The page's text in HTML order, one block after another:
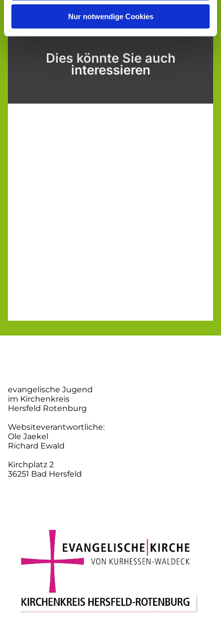
Nur notwendige Cookies
Dies könnte Sie auch
interessieren
evangelische Jugend
im Kirchenkreis
Hersfeld Rotenburg
Websiteverantwortliche:
Ole Jaekel
Richard Ewald
Kirchplatz 2
36251 Bad Hersfeld